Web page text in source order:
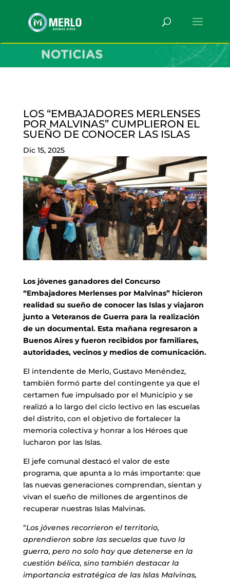
LOS “EMBAJADORES MERLENSES
POR MALVINAS” CUMPLIERON EL
SUEÑO DE CONOCER LAS ISLAS
Dic 15, 2025
Los jóvenes ganadores del Concurso
“Embajadores Merlenses por Malvinas” hicieron
realidad su sueño de conocer las Islas y viajaron
junto a Veteranos de Guerra para la realización
de un documental. Esta mañana regresaron a
Buenos Aires y fueron recibidos por familiares,
autoridades, vecinos y medios de comunicación.
El intendente de Merlo, Gustavo Menéndez,
también formó parte del contingente ya que el
certamen fue impulsado por el Municipio y se
realizó a lo largo del ciclo lectivo en las escuelas
del distrito, con el objetivo de fortalecer la
memoria colectiva y honrar a los Héroes que
lucharon por las Islas.
El jefe comunal destacó el valor de este
programa, que apunta a lo más importante: que
las nuevas generaciones comprendan, sientan y
vivan el sueño de millones de argentinos de
recuperar nuestras Islas Malvinas.
“Los jóvenes recorrieron el territorio,
aprendieron sobre las secuelas que tuvo la
guerra, pero no solo hay que detenerse en la
cuestión bélica, sino también destacar la
importancia estratégica de las Islas Malvinas,